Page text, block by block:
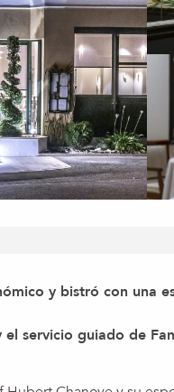
y bistró con una
servicio guiado de